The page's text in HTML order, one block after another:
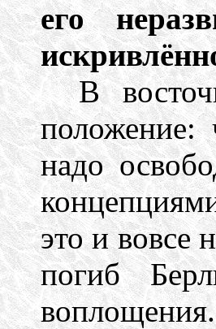
его
В
положение:
надо
это и вовсе
погиб